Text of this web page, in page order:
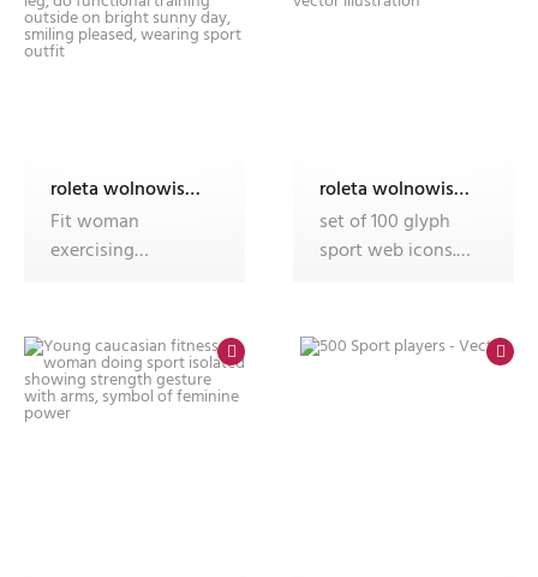
roleta wolnowisząca electro z nadrukiem
Fit woman
exercising
athlete
roleta wolnowisząca electro z nadrukiem
set of 100 glyph
sport web icons.